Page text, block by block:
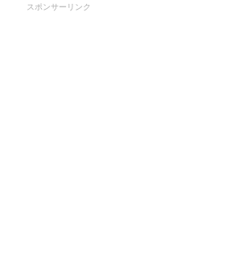
スポンサーリンク